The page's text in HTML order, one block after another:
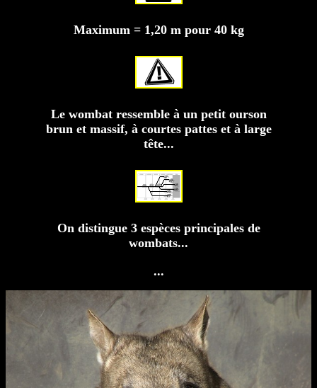
Maximum = 1,20 m pour 40 kg
Le wombat ressemble à un petit ourson
brun et massif, à courtes pattes et à large
tête...
On distingue 3 espèces principales de
wombats...
...